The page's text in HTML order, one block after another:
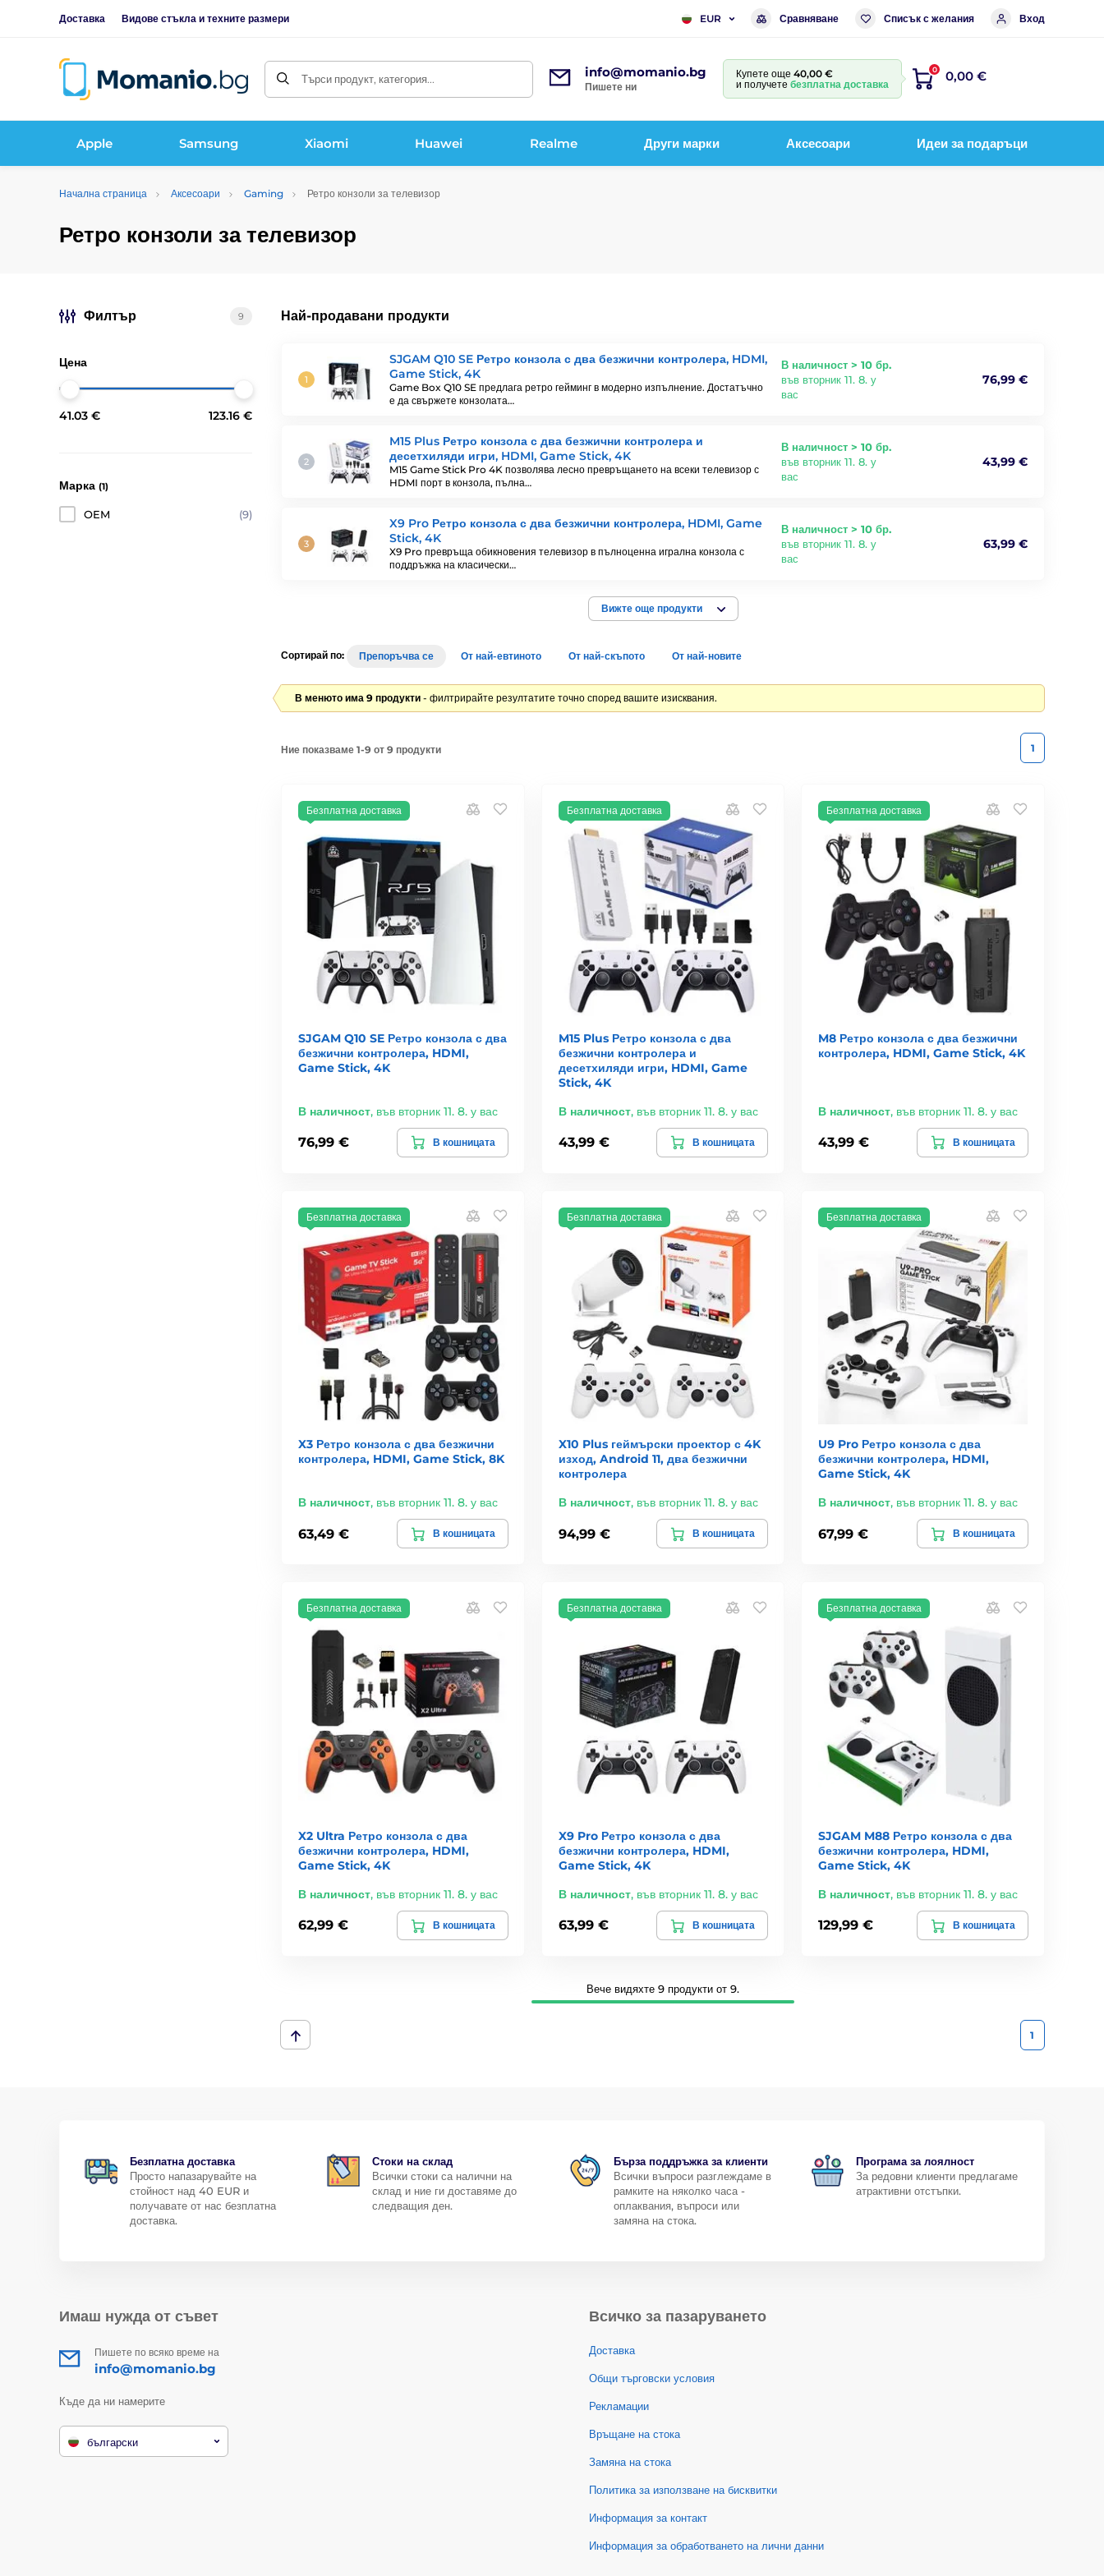
Доставка Видове стъкла и техните размери EUR Сравняване Списък с желания Вход
Търси продукт, категория... info@momanio.bg
Пишете ни
Купете още 40,00 €
и получете безплатна доставка
0 0,00 €
Apple Samsung Xiaomi Huawei Realme Други марки Аксесоари Идеи за подаръци
Начална страница Аксесоари Gaming Ретро конзоли за телевизор
Ретро конзоли за телевизор
Най-продавани продукти
SJGAM Q10 SE Ретро конзола с два безжични контролера, HDMI,
Game Stick, 4K
Game Box Q10 SE предлага ретро гейминг в модерно изпълнение. Достатъчно
е да свържете конзолата…
В наличност > 10 бр.
във вторник 11. 8. у
вас
76,99 €
M15 Plus Ретро конзола с два безжични контролера и
десетхиляди игри, HDMI, Game Stick, 4K
M15 Game Stick Pro 4K позволява лесно превръщането на всеки телевизор с
HDMI порт в конзола, пълна…
В наличност > 10 бр.
във вторник 11. 8. у
вас
43,99 €
X9 Pro Ретро конзола с два безжични контролера, HDMI, Game
Stick, 4K
X9 Pro превръща обикновения телевизор в пълноценна игрална конзола с
поддръжка на класически…
В наличност > 10 бр.
във вторник 11. 8. у
вас
63,99 €
Вижте още продукти
Филтър 9
Цена
41.03 € 123.16 €
Марка (1)
OEM (9)
Сортирай по: Препоръчва се От най-евтиното От най-скъпото От най-новите
В менюто има 9 продукти - филтрирайте резултатите точно според вашите изисквания.
Ние показваме 1-9 от 9 продукти 1
Безплатна доставка
SJGAM Q10 SE Ретро конзола с два
безжични контролера, HDMI,
Game Stick, 4K
В наличност, във вторник 11. 8. у вас
76,99 € В кошницата
Безплатна доставка
M15 Plus Ретро конзола с два
безжични контролера и
десетхиляди игри, HDMI, Game
Stick, 4K
В наличност, във вторник 11. 8. у вас
43,99 € В кошницата
Безплатна доставка
M8 Ретро конзола с два безжични
контролера, HDMI, Game Stick, 4K
В наличност, във вторник 11. 8. у вас
43,99 € В кошницата
Безплатна доставка
X3 Ретро конзола с два безжични
контролера, HDMI, Game Stick, 8K
В наличност, във вторник 11. 8. у вас
63,49 € В кошницата
Безплатна доставка
X10 Plus геймърски проектор с 4K
изход, Android 11, два безжични
контролера
В наличност, във вторник 11. 8. у вас
94,99 € В кошницата
Безплатна доставка
U9 Pro Ретро конзола с два
безжични контролера, HDMI,
Game Stick, 4K
В наличност, във вторник 11. 8. у вас
67,99 € В кошницата
Безплатна доставка
X2 Ultra Ретро конзола с два
безжични контролера, HDMI,
Game Stick, 4K
В наличност, във вторник 11. 8. у вас
62,99 € В кошницата
Безплатна доставка
X9 Pro Ретро конзола с два
безжични контролера, HDMI,
Game Stick, 4K
В наличност, във вторник 11. 8. у вас
63,99 € В кошницата
Безплатна доставка
SJGAM M88 Ретро конзола с два
безжични контролера, HDMI,
Game Stick, 4K
В наличност, във вторник 11. 8. у вас
129,99 € В кошницата
Вече видяхте 9 продукти от 9.
1
Безплатна доставка
Просто напазарувайте на
стойност над 40 EUR и
получавате от нас безплатна
доставка.
Стоки на склад
Всички стоки са налични на
склад и ние ги доставяме до
следващия ден.
Бърза поддръжка за клиенти
Всички въпроси разглеждаме в
рамките на няколко часа -
оплаквания, въпроси или
замяна на стока.
Програма за лоялност
За редовни клиенти предлагаме
атрактивни отстъпки.
Имаш нужда от съвет
Пишете по всяко време на
info@momanio.bg
Къде да ни намерите
български
Всичко за пазаруването
Доставка
Общи търговски условия
Рекламации
Връщане на стока
Замяна на стока
Политика за използване на бисквитки
Информация за контакт
Информация за обработването на лични данни